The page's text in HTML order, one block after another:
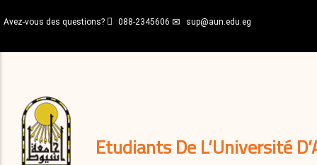
au
principal
Avez-vous des questions? 088-2345606 sup@aun.edu.eg
Etudiants De L’Université
décisions
Expatriés
Journal